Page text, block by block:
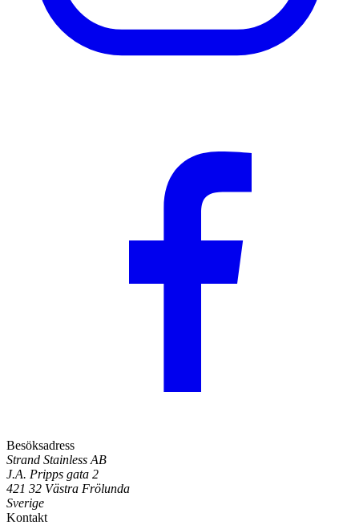
Besöksadress
Strand Stainless AB
J.A. Pripps gata 2
421 32 Västra Frölunda
Sverige
Kontakt